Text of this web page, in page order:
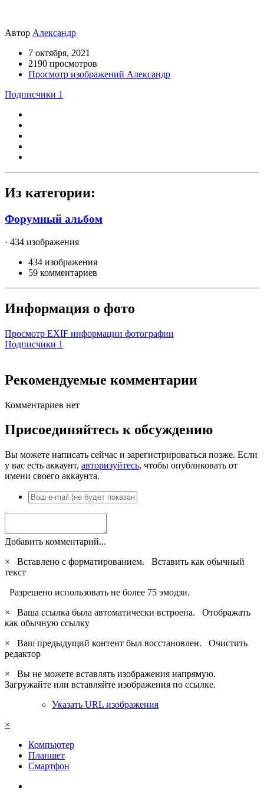
Автор Александр
7 октября, 2021
2190 просмотров
Просмотр изображений Александр
Подписчики 1
Из категории:
Форумный альбом
· 434 изображения
434 изображения
59 комментариев
Информация о фото
Просмотр EXIF информации фотографии
Подписчики 1
Рекомендуемые комментарии
Комментариев нет
Присоединяйтесь к обсуждению
Вы можете написать сейчас и зарегистрироваться позже. Если
у вас есть аккаунт, авторизуйтесь, чтобы опубликовать от
имени своего аккаунта.
Добавить комментарий...
×
Вставлено с форматированием. Вставить как обычный
текст
Разрешено использовать не более 75 эмодзи.
×
Ваша ссылка была автоматически встроена. Отображать
как обычную ссылку
×
Ваш предыдущий контент был восстановлен. Очистить
редактор
×
Вы не можете вставлять изображения напрямую.
Загружайте или вставляйте изображения по ссылке.
Указать URL изображения
×
Компьютер
Планшет
Смартфон